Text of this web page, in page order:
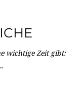
wichtige Zeit gibt: